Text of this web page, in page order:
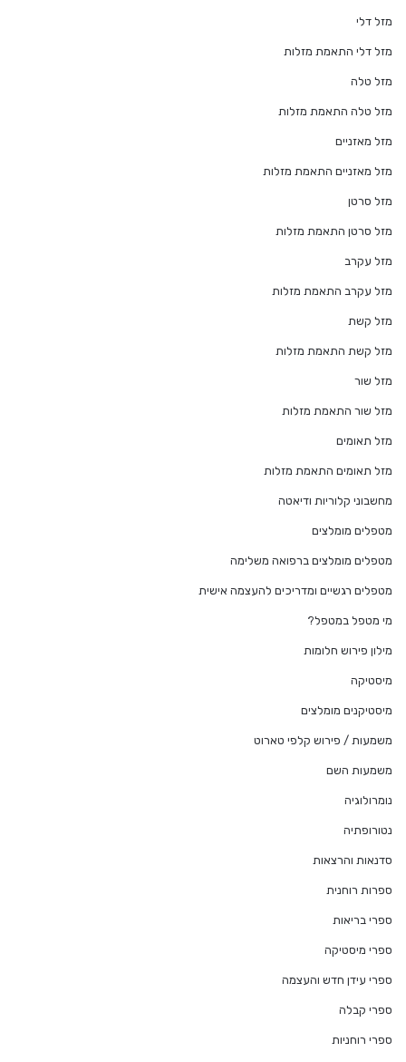
מזל דלי
מזל דלי התאמת מזלות
מזל טלה
מזל טלה התאמת מזלות
מזל מאזניים
מזל מאזניים התאמת מזלות
מזל סרטן
מזל סרטן התאמת מזלות
מזל עקרב
מזל עקרב התאמת מזלות
מזל קשת
מזל קשת התאמת מזלות
מזל שור
מזל שור התאמת מזלות
מזל תאומים
מזל תאומים התאמת מזלות
מחשבוני קלוריות ודיאטה
מטפלים מומלצים
מטפלים מומלצים ברפואה משלימה
מטפלים רגשיים ומדריכים להעצמה אישית
מי מטפל במטפל?
מילון פירוש חלומות
מיסטיקה
מיסטיקנים מומלצים
משמעות / פירוש קלפי טארוט
משמעות השם
נומרולוגיה
נטורופתיה
סדנאות והרצאות
ספרות רוחנית
ספרי בריאות
ספרי מיסטיקה
ספרי עידן חדש והעצמה
ספרי קבלה
ספרי רוחניות